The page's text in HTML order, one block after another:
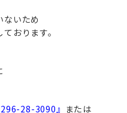
ないため
おります。
28-3090』 または